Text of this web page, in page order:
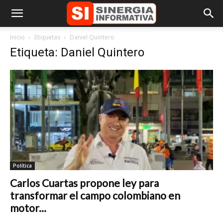
Inicio Etiquetas Daniel Quintero
Etiqueta: Daniel Quintero
Política
Carlos Cuartas propone ley para
transformar el campo colombiano en
motor...